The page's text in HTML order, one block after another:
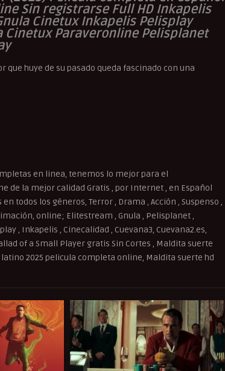
Sin registrarse Full HD Inkapelis
Cinetux Inkapelis Pelisplay
Cinetux Paraveronline Pelisplanet
que huye de su pasado queda fascinado con una
en linea, tenemos lo mejor para el
de la mejor calidad Gratis , por Internet , en Español
todos los géneros, Terror , Drama , Acción , Suspenso ,
online; Elitestream , Gnula , Pelisplanet ,
, Inkapelis , Cinecalidad , Cuevana3, Cuevana2.es,
of a Small Player gratis Sin Cortes , Maldita suerte
2025 pelicula completa online, Maldita suerte hd